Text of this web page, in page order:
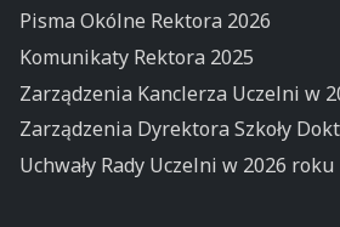
Pisma Okólne Rektora 2026
Komunikaty Rektora 2025
Zarządzenia Kanclerza Uczelni w
Zarządzenia Dyrektora Szkoły
Uchwały Rady Uczelni w 2026 roku